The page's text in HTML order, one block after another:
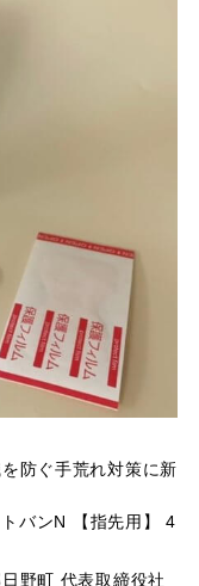
防ぐ手荒れ対策に新
バンN 【指先用】 4
野町 代表取締役社